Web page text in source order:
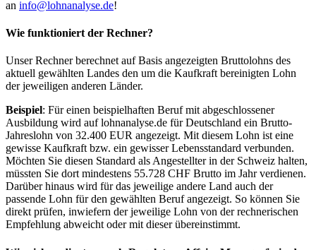
an info@lohnanalyse.de!
Wie funktioniert der Rechner?
Unser Rechner berechnet auf Basis angezeigten Bruttolohns des
aktuell gewählten Landes den um die Kaufkraft bereinigten Lohn
der jeweiligen anderen Länder.
Beispiel: Für einen beispielhaften Beruf mit abgeschlossener
Ausbildung wird auf lohnanalyse.de für Deutschland ein Brutto-
Jahreslohn von 32.400 EUR angezeigt. Mit diesem Lohn ist eine
gewisse Kaufkraft bzw. ein gewisser Lebensstandard verbunden.
Möchten Sie diesen Standard als Angestellter in der Schweiz halten,
müssten Sie dort mindestens 55.728 CHF Brutto im Jahr verdienen.
Darüber hinaus wird für das jeweilige andere Land auch der
passende Lohn für den gewählten Beruf angezeigt. So können Sie
direkt prüfen, inwiefern der jeweilige Lohn von der rechnerischen
Empfehlung abweicht oder mit dieser übereinstimmt.